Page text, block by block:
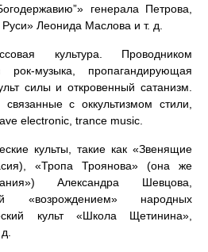
генерала Петрова,
Леонида Маслова и т. д.
культура. Проводником
рок-музыка, пропагандирующая
силы и откровенный сатанизм.
с оккультизмом стили,
electronic, trance music.
культы, такие как «Звенящие
«Тропа Троянова» (она же
Александра Шевцова,
«возрождением» народных
культ «Школа Щетинина»,